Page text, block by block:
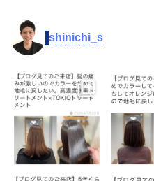
shinichi_s